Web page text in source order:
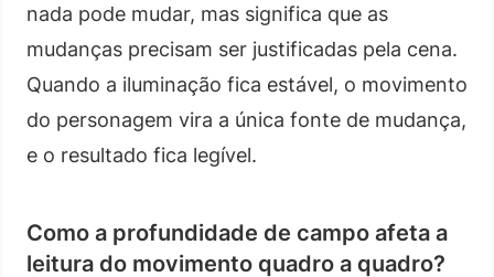
nada pode mudar, mas significa que as
mudanças precisam ser justificadas pela cena.
Quando a iluminação fica estável, o movimento
do personagem vira a única fonte de mudança,
e o resultado fica legível.
Como a profundidade de campo afeta a
leitura do movimento quadro a quadro?